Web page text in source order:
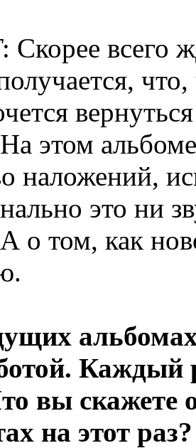
: Скорее всего
этом
наложений,
это ни
о том, как
Каждый
вы скажете
на этот раз?